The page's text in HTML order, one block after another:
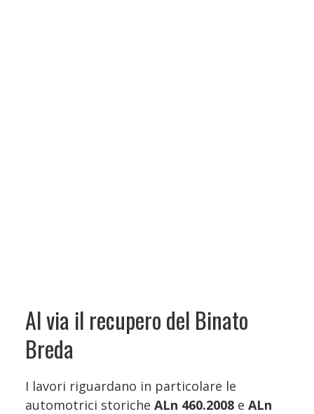
Al via il recupero del Binato
Breda
I lavori riguardano in particolare le
automotrici storiche ALn 460.2008 e ALn